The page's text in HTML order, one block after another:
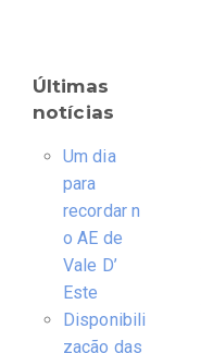
Últimas
notícias
Um dia
para
recordar n
o AE de
Vale D’
Este
Disponibili
zação das